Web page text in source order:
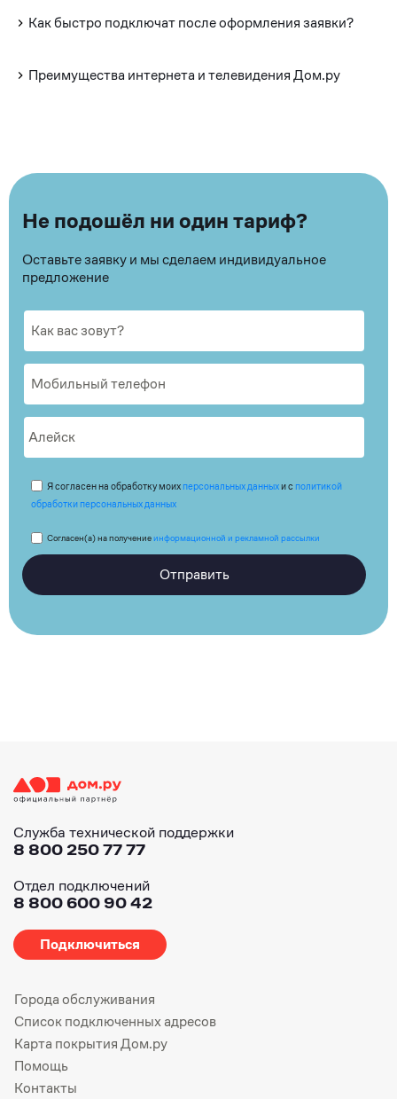
Как быстро подключат после оформления заявки?
Преимущества интернета и телевидения Дом.ру
Не подошёл ни один тариф?
Оставьте заявку и мы сделаем индивидуальное
предложение
Я согласен на обработку моих персональных данныхи с политикой
обработки персональных данных
Согласен(а) на получениеинформационной и рекламной рассылки
Отправить
Служба технической поддержки
8 800 250 77 77
Отдел подключений
8 800 600 90 42
Подключиться
Города обслуживания
Список подключенных адресов
Карта покрытия Дом.ру
Помощь
Контакты